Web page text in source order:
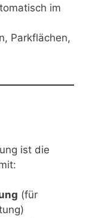
im
Parkflächen,
ist die
(für